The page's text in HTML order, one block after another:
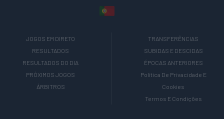
JOGOS EM DIRETO
RESULTADOS
RESULTADOS DO DIA
PRÓXIMOS JOGOS
ÁRBITROS
TRANSFERÊNCIAS
SUBIDAS E DESCIDAS
ÉPOCAS ANTERIORES
Política De Privacidade E
Cookies
Termos E Condições